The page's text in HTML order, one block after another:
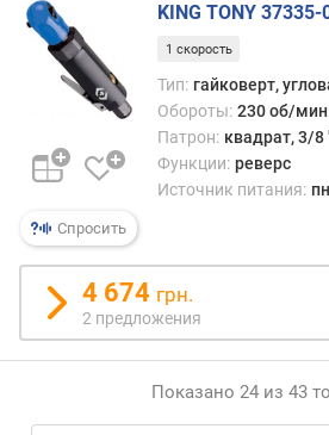
к
о
р
т
е
д
л
и
н
а
к
Спросить
KING TONY 37335-
1 скорость
Тип: гайковерт,
Обороты: 230 об/мин
Патрон: квадрат, 3/8
Функции: реверс
Источник питания:
4 674 грн.
2 предложения
Показано 24 из 43